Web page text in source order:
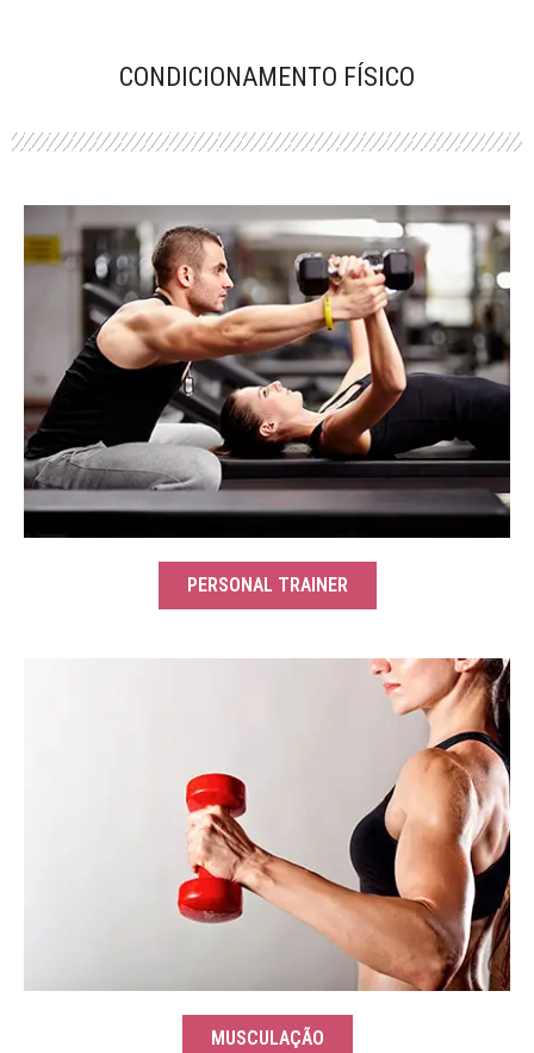
CONDICIONAMENTO FÍSICO
PERSONAL TRAINER
MUSCULAÇÃO